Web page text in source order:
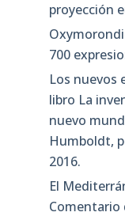
proyección
700
Los nuevos
libro La
nuevo
Humboldt,
2016.
El
Comentario